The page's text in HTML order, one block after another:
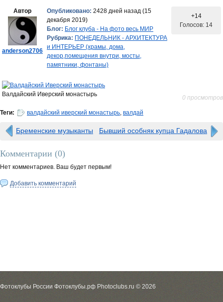
Автор
anderson2706
Опубликовано: 2428 дней назад (15
декабря 2019)
Блог: Блог клуба - На фото весь МИР
Рубрика: ПОНЕДЕЛЬНИК - АРХИТЕКТУРА
и ИНТЕРЬЕР (храмы, дома,
декор,помещения внутри, мосты,
памятники, фонтаны)
+14
Голосов: 14
Валдайский Иверский монастырь 0 просмотров
Теги: валдайский иверский монастырь, валдай
Бременские музыканты Бывший особняк купца Гадалова
Комментарии (0)
Нет комментариев. Ваш будет первым!
Добавить комментарий
Фотоклубы России Фотоклубы.рф Photoclubs.ru © 2026